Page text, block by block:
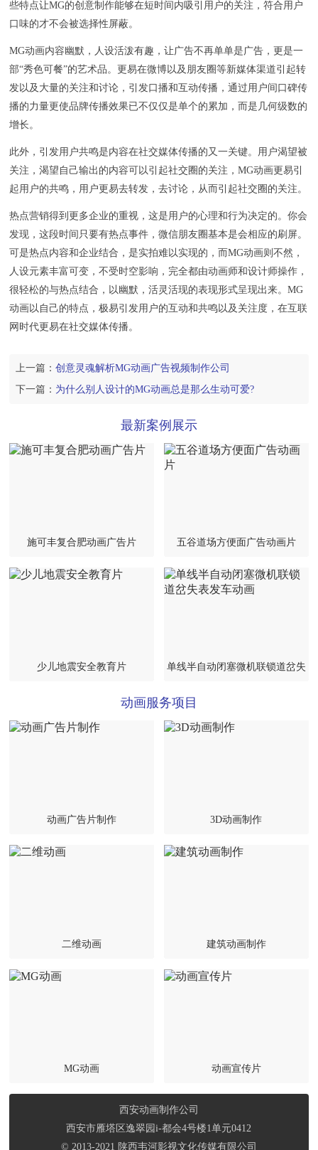
些特点让MG的创意制作能够在短时间内吸引用户的关注，符合用户
口味的才不会被选择性屏蔽。
MG动画内容幽默，人设活泼有趣，让广告不再单单是广告，更是一
部“秀色可餐”的艺术品。更易在微博以及朋友圈等新媒体渠道引起转
发以及大量的关注和讨论，引发口播和互动传播，通过用户间口碑传
播的力量更使品牌传播效果已不仅仅是单个的累加，而是几何级数的
增长。
此外，引发用户共鸣是内容在社交媒体传播的又一关键。用户渴望被
关注，渴望自己输出的内容可以引起社交圈的关注，MG动画更易引
起用户的共鸣，用户更易去转发，去讨论，从而引起社交圈的关注。
热点营销得到更多企业的重视，这是用户的心理和行为决定的。你会
发现，这段时间只要有热点事件，微信朋友圈基本是会相应的刷屏。
可是热点内容和企业结合，是实拍难以实现的，而MG动画则不然，
人设元素丰富可变，不受时空影响，完全都由动画师和设计师操作，
很轻松的与热点结合，以幽默，活灵活现的表现形式呈现出来。MG
动画以自己的特点，极易引发用户的互动和共鸣以及关注度，在互联
网时代更易在社交媒体传播。
上一篇：创意灵魂解析MG动画广告视频制作公司
下一篇： 为什么别人设计的MG动画总是那么生动可爱?
最新案例展示
施可丰复合肥动画广告片 五谷道场方便面广告动画片
少儿地震安全教育片 单线半自动闭塞微机联锁道岔失
动画服务项目
动画广告片制作 3D动画制作
二维动画 建筑动画制作
MG动画 动画宣传片
西安动画制作公司
西安市雁塔区逸翠园i-都会4号楼1单元0412
© 2013-2021 陕西韦河影视文化传媒有限公司